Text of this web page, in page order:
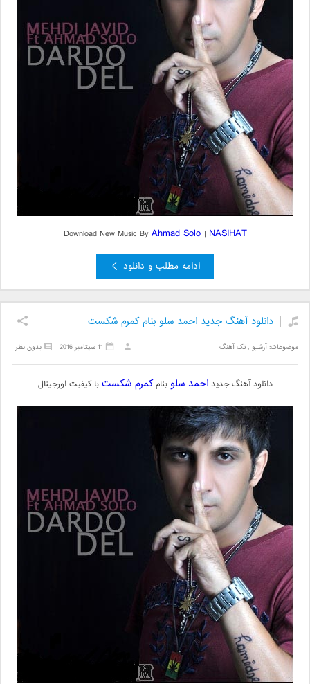
Download New Music ByAhmad Solo | NASIHAT
ادامه مطلب و دانلود
دانلود آهنگ جدید احمد سلو بنام کمرم شکست
موضوعات:آرشیو ,تک آهنگ بدون نظر 11 سپتامبر 2016
دانلود آهنگ جدیداحمد سلوبنامکمرم شکستبا کیفیت اورجینال